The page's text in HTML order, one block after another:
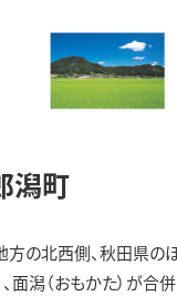
潟町
の北西側、秋田県の
面潟（おもかた）が合